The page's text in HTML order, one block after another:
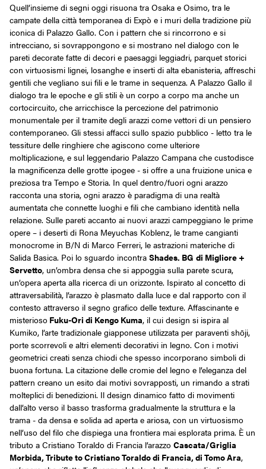
Quell’insieme di segni oggi risuona tra Osaka e Osimo, tra le
campate della città temporanea di Expò e i muri della tradizione più
iconica di Palazzo Gallo. Con i pattern che si rincorrono e si
intrecciano, si sovrappongono e si mostrano nel dialogo con le
pareti decorate fatte di decori e paesaggi leggiadri, parquet storici
con virtuosismi lignei, losanghe e inserti di alta ebanisteria, affreschi
gentili che vegliano sui fili e le trame in sequenza. A Palazzo Gallo il
dialogo tra le epoche e gli stili è un corpo a corpo ma anche un
cortocircuito, che arricchisce la percezione del patrimonio
monumentale per il tramite degli arazzi come vettori di un pensiero
contemporaneo. Gli stessi affacci sullo spazio pubblico - letto tra le
tessiture delle ringhiere che agiscono come ulteriore
moltiplicazione, e sul leggendario Palazzo Campana che custodisce
la magnificenza delle grotte ipogee - si offre a una fruizione unica e
preziosa tra Tempo e Storia. In quel dentro/fuori ogni arazzo
racconta una storia, ogni arazzo è paradigma di una realtà
aumentata che connette luoghi e fili che cambiano identità nella
relazione. Sulle pareti accanto ai nuovi arazzi campeggiano le prime
opere – i deserti di Rona Meyuchas Koblenz, le trame cangianti
monocrome in B/N di Marco Ferreri, le astrazioni materiche di
Salida Basica. Poi lo sguardo incontra Shades. BG di Migliore +
Servetto, un’ombra densa che si appoggia sulla parete scura,
un’opera aperta alla ricerca di un orizzonte. Ispirato al concetto di
attraversabilità, l’arazzo è plasmato dalla luce e dal rapporto con il
contesto attraverso il segno grafico delle texture. Affascinante e
misterioso Fuku-Ori di Kengo Kuma, il cui design si ispira al
Kumiko, l’arte tradizionale giapponese utilizzata per paraventi shōji,
porte scorrevoli e altri elementi decorativi in legno. Con i motivi
geometrici creati senza chiodi che spesso incorporano simboli di
buona fortuna. La citazione delle cromie del legno e l’eleganza del
pattern creano un esito dai motivi sovrapposti, un rimando a strati
molteplici di benedizioni. Il design dinamico fatto di movimenti
dall’alto verso il basso trasforma gradualmente la struttura e la
trama - da densa e solida ad aperta e ariosa, con un virtuosismo
nell’uso del filo che dispiega una frontiera mai esplorata prima. È un
tributo a Cristiano Toraldo di Francia l’arazzo Cascata/Griglia
Morbida, Tribute to Cristiano Toraldo di Francia, di Tomo Ara,